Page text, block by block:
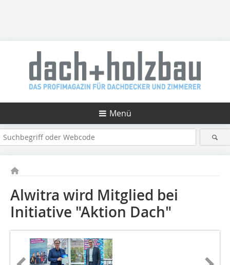
Menü
Alwitra wird Mitglied bei
Initiative "Aktion Dach"